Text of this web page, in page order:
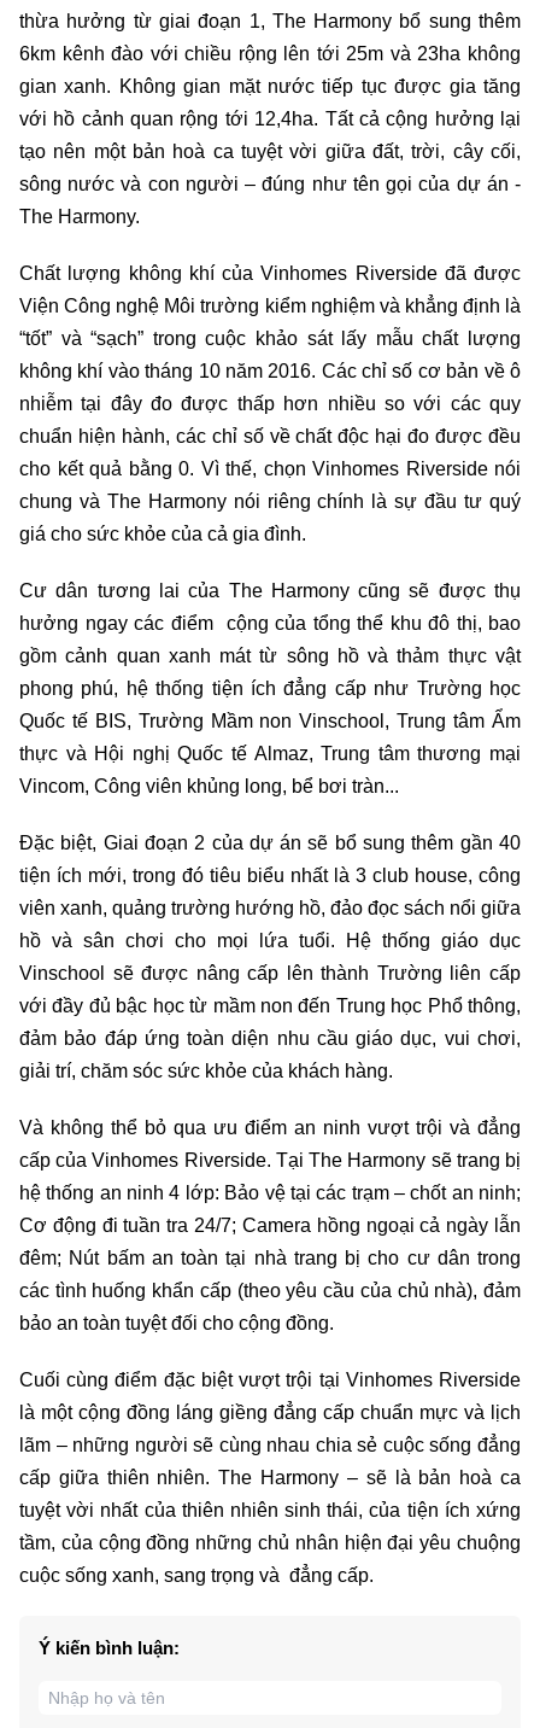
thừa hưởng từ giai đoạn 1, The Harmony bổ sung thêm
6km kênh đào với chiều rộng lên tới 25m và 23ha không
gian xanh. Không gian mặt nước tiếp tục được gia tăng
với hồ cảnh quan rộng tới 12,4ha. Tất cả cộng hưởng lại
tạo nên một bản hoà ca tuyệt vời giữa đất, trời, cây cối,
sông nước và con người – đúng như tên gọi của dự án -
The Harmony.
Chất lượng không khí của Vinhomes Riverside đã được
Viện Công nghệ Môi trường kiểm nghiệm và khẳng định là
“tốt” và “sạch” trong cuộc khảo sát lấy mẫu chất lượng
không khí vào tháng 10 năm 2016. Các chỉ số cơ bản về ô
nhiễm tại đây đo được thấp hơn nhiều so với các quy
chuẩn hiện hành, các chỉ số về chất độc hại đo được đều
cho kết quả bằng 0. Vì thế, chọn Vinhomes Riverside nói
chung và The Harmony nói riêng chính là sự đầu tư quý
giá cho sức khỏe của cả gia đình.
Cư dân tương lai của The Harmony cũng sẽ được thụ
hưởng ngay các điểm cộng của tổng thể khu đô thị, bao
gồm cảnh quan xanh mát từ sông hồ và thảm thực vật
phong phú, hệ thống tiện ích đẳng cấp như Trường học
Quốc tế BIS, Trường Mầm non Vinschool, Trung tâm Ẩm
thực và Hội nghị Quốc tế Almaz, Trung tâm thương mại
Vincom, Công viên khủng long, bể bơi tràn...
Đặc biệt, Giai đoạn 2 của dự án sẽ bổ sung thêm gần 40
tiện ích mới, trong đó tiêu biểu nhất là 3 club house, công
viên xanh, quảng trường hướng hồ, đảo đọc sách nổi giữa
hồ và sân chơi cho mọi lứa tuổi. Hệ thống giáo dục
Vinschool sẽ được nâng cấp lên thành Trường liên cấp
với đầy đủ bậc học từ mầm non đến Trung học Phổ thông,
đảm bảo đáp ứng toàn diện nhu cầu giáo dục, vui chơi,
giải trí, chăm sóc sức khỏe của khách hàng.
Và không thể bỏ qua ưu điểm an ninh vượt trội và đẳng
cấp của Vinhomes Riverside. Tại The Harmony sẽ trang bị
hệ thống an ninh 4 lớp: Bảo vệ tại các trạm – chốt an ninh;
Cơ động đi tuần tra 24/7; Camera hồng ngoại cả ngày lẫn
đêm; Nút bấm an toàn tại nhà trang bị cho cư dân trong
các tình huống khẩn cấp (theo yêu cầu của chủ nhà), đảm
bảo an toàn tuyệt đối cho cộng đồng.
Cuối cùng điểm đặc biệt vượt trội tại Vinhomes Riverside
là một cộng đồng láng giềng đẳng cấp chuẩn mực và lịch
lãm – những người sẽ cùng nhau chia sẻ cuộc sống đẳng
cấp giữa thiên nhiên. The Harmony – sẽ là bản hoà ca
tuyệt vời nhất của thiên nhiên sinh thái, của tiện ích xứng
tầm, của cộng đồng những chủ nhân hiện đại yêu chuộng
cuộc sống xanh, sang trọng và đẳng cấp.
Ý kiến bình luận: